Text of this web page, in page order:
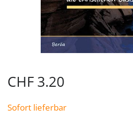
CHF 3.20
Sofort lieferbar